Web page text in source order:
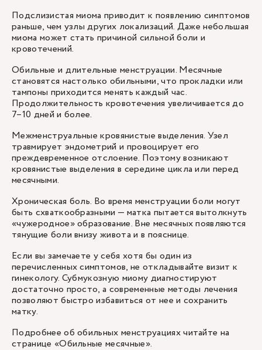
Подслизистая миома приводит к появлению симптомов
раньше, чем узлы других локализаций. Даже небольшая
миома может стать причиной сильной боли и
кровотечений.
Обильные и длительные менструации. Месячные
становятся настолько обильными, что прокладки или
тампоны приходится менять каждый час.
Продолжительность кровотечения увеличивается до
7–10 дней и более.
Межменструальные кровянистые выделения. Узел
травмирует эндометрий и провоцирует его
преждевременное отслоение. Поэтому возникают
кровянистые выделения в середине цикла или перед
месячными.
Хроническая боль. Во время менструации боли могут
быть схваткообразными — матка пытается вытолкнуть
«чужеродное» образование. Вне месячных появляются
тянущие боли внизу живота и в пояснице.
Если вы замечаете у себя хотя бы один из
перечисленных симптомов, не откладывайте визит к
гинекологу. Субмукозную миому диагностируют
достаточно просто, а современные методы лечения
позволяют быстро избавиться от нее и сохранить
матку.
Подробнее об обильных менструациях читайте на
странице «Обильные месячные».